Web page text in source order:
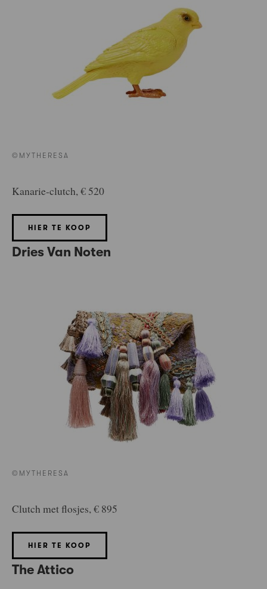
©MYTHERESA
Kanarie-clutch, € 520
HIER TE KOOP
Dries Van Noten
©MYTHERESA
Clutch met flosjes, € 895
HIER TE KOOP
The Attico